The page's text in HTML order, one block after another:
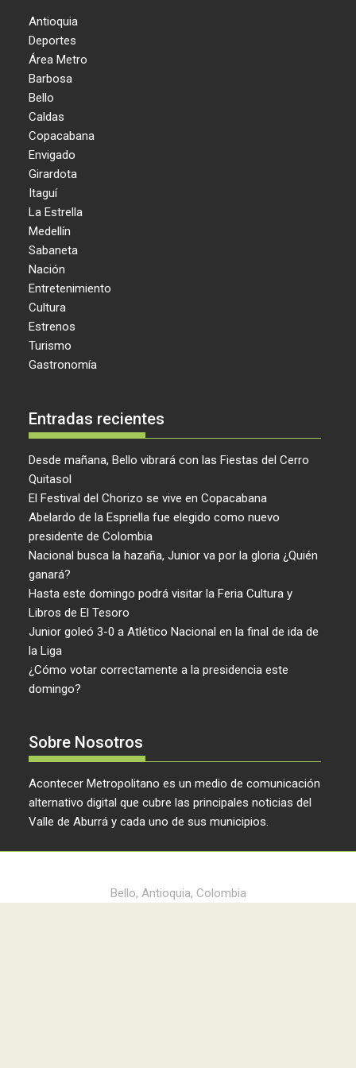
Antioquia
Deportes
Área Metro
Barbosa
Bello
Caldas
Copacabana
Envigado
Girardota
Itaguí
La Estrella
Medellín
Sabaneta
Nación
Entretenimiento
Cultura
Estrenos
Turismo
Gastronomía
Entradas recientes
Desde mañana, Bello vibrará con las Fiestas del Cerro
Quitasol
El Festival del Chorizo se vive en Copacabana
Abelardo de la Espriella fue elegido como nuevo
presidente de Colombia
Nacional busca la hazaña, Junior va por la gloria ¿Quién
ganará?
Hasta este domingo podrá visitar la Feria Cultura y
Libros de El Tesoro
Junior goleó 3-0 a Atlético Nacional en la final de ida de
la Liga
¿Cómo votar correctamente a la presidencia este
domingo?
Sobre Nosotros
Acontecer Metropolitano es un medio de comunicación
alternativo digital que cubre las principales noticias del
Valle de Aburrá y cada uno de sus municipios.
Bello, Antioquia, Colombia